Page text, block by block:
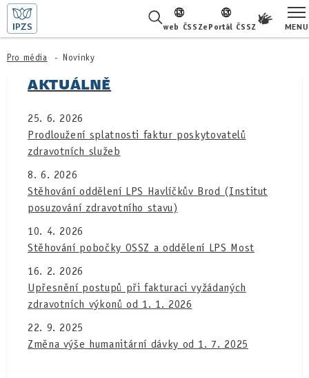
web ČSSZePortál ČSSZ MENU
ŽIVOTNÍ SITUACE
ČASTÉ DOTAZY
O NÁS
KARIÉRA
PRO LÉKAŘE
Pro média Novinky
AKTUÁLNĚ
25. 6. 2026
Prodloužení splatnosti faktur poskytovatelů
zdravotních služeb
8. 6. 2026
Stěhování oddělení LPS Havlíčkův Brod (Institut
posuzování zdravotního stavu)
10. 4. 2026
Stěhování pobočky OSSZ a oddělení LPS Most
16. 2. 2026
Upřesnění postupů při fakturaci vyžádaných
zdravotních výkonů od 1. 1. 2026
22. 9. 2025
Změna výše humanitární dávky od 1. 7. 2025